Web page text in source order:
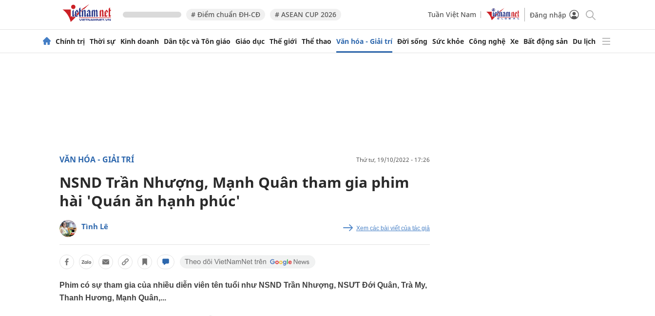
# Điểm chuẩn ĐH-CĐ # ASEAN CUP 2026 Tuần Việt Nam Đăng nhập
Chính trị Thời sự Kinh doanh Dân tộc và Tôn giáo Giáo dục Thế giới Thể thao Văn hóa - Giải trí Đời sống Sức khỏe Công nghệ Xe Bất động sản Du lịch
VĂN HÓA - GIẢI TRÍ thứ tư, 19/10/2022 - 17:26
NSND Trần Nhượng, Mạnh Quân tham gia phim
hài 'Quán ăn hạnh phúc'
Tình Lê Xem các bài viết của tác giả
Phim có sự tham gia của nhiều diễn viên tên tuổi như NSND Trần Nhượng, NSƯT Đới Quân, Trà My,
Thanh Hương, Mạnh Quân,...